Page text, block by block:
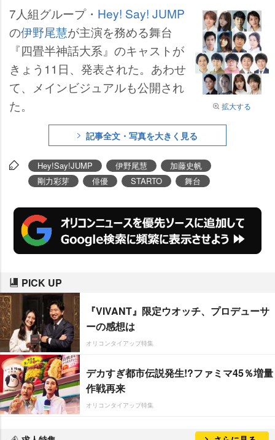
拡大する
7人組グループ・ Hey! Say! JUMP
の伊野尾慧が主演を務める舞台
『四畳半神話大系』のキャストが
きょう11日、発表された。あわせ
て、メインビジュアルも公開され
た。
記事全文・写真を大きく見る
Hey!Say!JUMP 伊野尾慧
加藤史帆
剛力彩芽
俳優 STARTO 舞台
PICK UP
『VIVANT』限定ウオッチ、プロデューサ
ーの感想は
オリコンタイアップ特集
デカすぎ都市伝説発生!?ファミマ45％増量
作戦再来
オリコンタイアップ特集